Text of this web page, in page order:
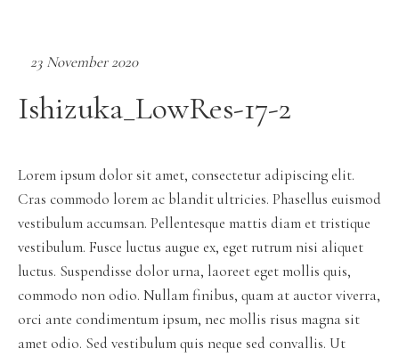
23 November 2020
Ishizuka_LowRes-17-2
Lorem ipsum dolor sit amet, consectetur adipiscing elit.
Cras commodo lorem ac blandit ultricies. Phasellus euismod
vestibulum accumsan. Pellentesque mattis diam et tristique
vestibulum. Fusce luctus augue ex, eget rutrum nisi aliquet
luctus. Suspendisse dolor urna, laoreet eget mollis quis,
commodo non odio. Nullam finibus, quam at auctor viverra,
orci ante condimentum ipsum, nec mollis risus magna sit
amet odio. Sed vestibulum quis neque sed convallis. Ut